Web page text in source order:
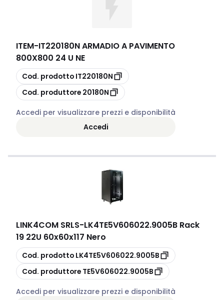
ITEM-IT220180N ARMADIO A PAVIMENTO
800X800 24 U NE
copia
Cod. prodotto IT220180N
copia
Cod. produttore 20180N
Accedi per visualizzare prezzi e disponibilità
Accedi
LINK4COM SRLS-LK4TE5V606022.9005B Rack
19 22U 60x60x117 Nero
copia
Cod. prodotto LK4TE5V606022.9005B
copia
Cod. produttore TE5V606022.9005B
Accedi per visualizzare prezzi e disponibilità